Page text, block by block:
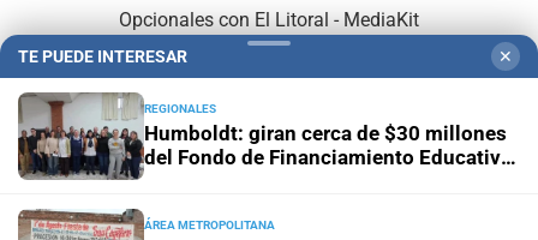
Opcionales con El Litoral - MediaKit
TE PUEDE INTERESAR ✕
REGIONALES
Humboldt: giran cerca de $30 millones
del Fondo de Financiamiento Educativo
ÁREA METROPOLITANA